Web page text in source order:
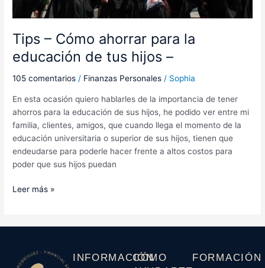
Tips – Cómo ahorrar para la
educación de tus hijos –
105 comentarios / Finanzas Personales / Sophia
En esta ocasión quiero hablarles de la importancia de tener
ahorros para la educación de sus hijos, he podido ver entre mi
familia, clientes, amigos, que cuando llega el momento de la
educación universitaria o superior de sus hijos, tienen que
endeudarse para poderle hacer frente a altos costos para
poder que sus hijos puedan
Leer más »
INFORMACIÓN
CÓMO
FORMACIÓN